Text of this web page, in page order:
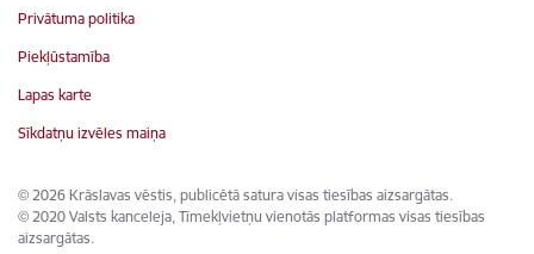
© 2026 Krāslavas vēstis, publicētā satura visas tiesības aizsargātas.
© 2020 Valsts kanceleja, Tīmekļvietņu vienotās platformas visas tiesības
aizsargātas.
Privātuma politika
Piekļūstamība
Lapas karte
Sīkdatņu izvēles maiņa